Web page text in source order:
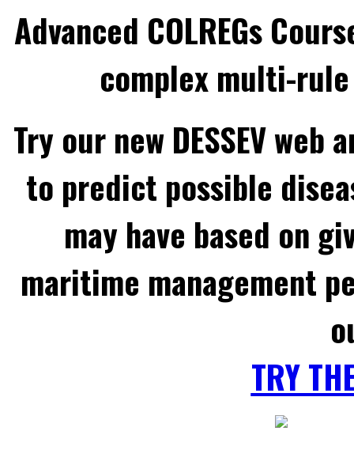
Advanced COLREGs
complex multi-
Try our new DESSEV
to predict possible
may have based on
maritime management
TRY